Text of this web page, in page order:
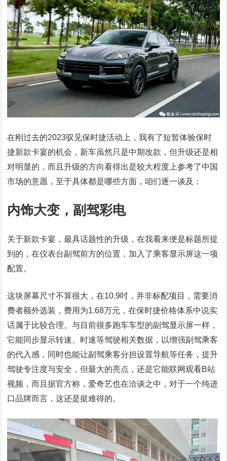
在刚过去的2023驭见保时捷活动上，我有了短暂体验保时
捷新款卡宴的机会，新车虽然只是中期改款，但升级还是相
对明显的，而且升级的方向看得出是较大程度上参考了中国
市场的意愿，至于具体都是哪些方面，咱们逐一谈及：
内饰大变，副驾彩电
关于新款卡宴，最具话题性的升级，在我看来便是标题所提
到的，在仪表台副驾前方的位置，加入了乘客显示屏这一项
配置。
这块屏幕尺寸不算很大，在10.9吋，并非标配项目，需要消
费者额外选装，费用为1.68万元，在保时捷价格体系中说实
话属于比较合理。与目前很多跑车车型的副驾显示屏一样，
它能同步显示转速、时速等驾驶相关数据，以增强副驾乘客
的代入感，同时也能让副驾乘客分担设置导航等任务，提升
驾驶专注度与安全，但最大的亮点，还是它能联网观看B站
视频，而且据官方称，爱奇艺也在洽谈之中，对于一个纯进
口品牌而言，这还是挺难得的。